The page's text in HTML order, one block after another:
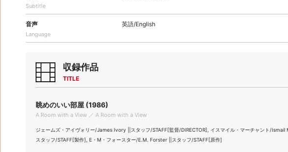
Subtitle
音声
Language
英語/English
収録作品
TITLE
眺めのいい部屋 (1986)
A Room with a View ／ A Room with a View
ジェームズ・アイヴォリー/James Ivory ||スタッフ/STAFF[監督/DIRECTOR], イスマイル・マーチャント/Ismail
スタッフ/STAFF[製作], E・M・フォースター/E.M. Forster ||スタッフ/STAFF[原作]